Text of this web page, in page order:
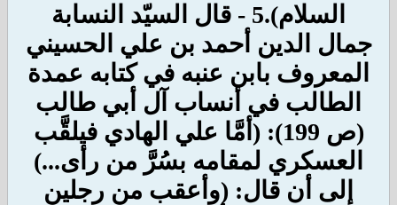
السلام). 5 - قال السيّد النسابة
جمال الدين أحمد بن علي الحسيني
المعروف بابن عنبه في كتابه عمدة
الطالب في أنساب آل أبي طالب
(ص 199): (أمَّا علي الهادي فيلقَّب
العسكري لمقامه بسُرَّ من رأى...)
إلى أن قال: (وأعقب من رجلين